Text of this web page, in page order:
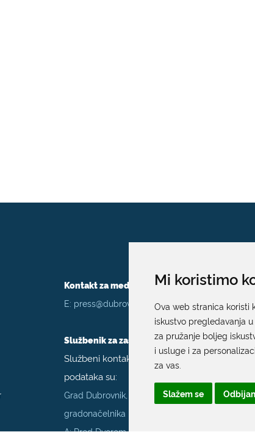
Mi koristimo
Ova web stranica koristi
iskustvo pregledavanja
za pružanje boljeg
i usluge i za
za vas
Slažem se
Kontakt za medije / Press contact
E: press@dubrovnik.hr
Službenik za zaštitu podataka
Službeni kontakt podaci službenika za zaštitu
podataka su:
Grad Dubrovnik, Upravni odjel za poslove
gradonačelnika